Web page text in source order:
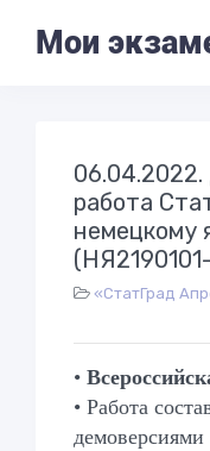
Мои
06.04.2022.
работа
немецкому
«СтатГрад
•
• Работа